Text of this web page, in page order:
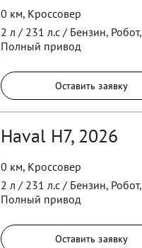
0 км, Кроссовер
2 л / 231 л.с / Бензин, Робот,
Полный привод
Оставить заявку
Haval H7, 2026
0 км, Кроссовер
2 л / 231 л.с / Бензин, Робот,
Полный привод
Оставить заявку